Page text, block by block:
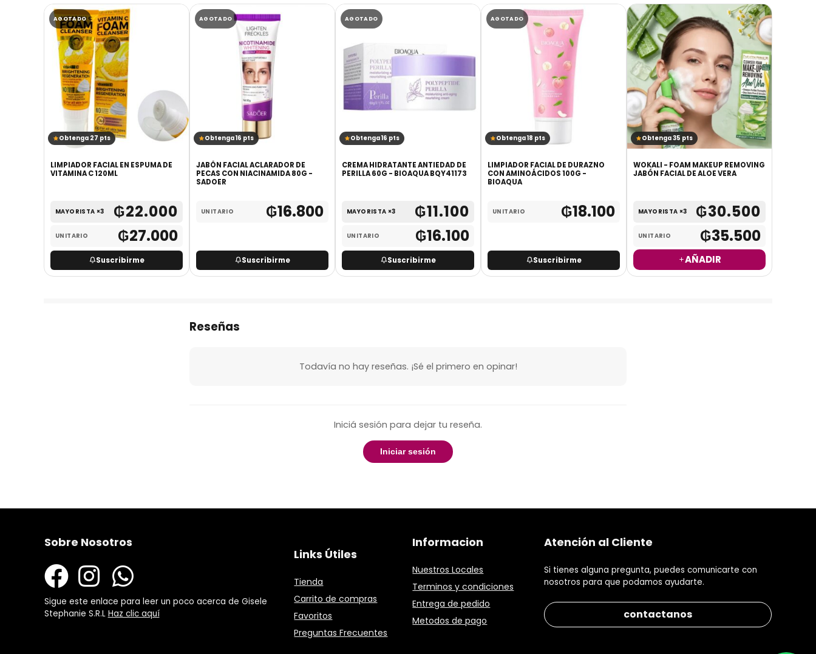
AGOTADO
Obtenga 27 pts
LIMPIADOR FACIAL EN ESPUMA DE
VITAMINA C 120ML
MAYORISTA ×3 ₲22.000
UNITARIO ₲27.000
Suscribirme
AGOTADO
Obtenga 16 pts
JABÓN FACIAL ACLARADOR DE
PECAS CON NIACINAMIDA 80G -
SADOER
UNITARIO ₲16.800
Suscribirme
AGOTADO
Obtenga 16 pts
CREMA HIDRATANTE ANTIEDAD DE
PERILLA 60G - BIOAQUA BQY41173
MAYORISTA ×3 ₲11.100
UNITARIO ₲16.100
Suscribirme
AGOTADO
Obtenga 18 pts
LIMPIADOR FACIAL DE DURAZNO
CON AMINOÁCIDOS 100G -
BIOAQUA
UNITARIO ₲18.100
Suscribirme
Obtenga 35 pts
WOKALI - FOAM MAKEUP REMOVING
JABÓN FACIAL DE ALOE VERA
MAYORISTA ×3 ₲30.500
UNITARIO ₲35.500
AÑADIR
Reseñas
Todavía no hay reseñas. ¡Sé el primero en opinar!
Iniciá sesión para dejar tu reseña.
Iniciar sesión
Sobre Nosotros
Sigue este enlace para leer un poco acerca de Gisele
Stephanie S.R.L Haz clic aquí
Links Útiles
Tienda
Carrito de compras
Favoritos
Preguntas Frecuentes
Informacion
Nuestros Locales
Terminos y condiciones
Entrega de pedido
Metodos de pago
Atención al Cliente
Si tienes alguna pregunta, puedes comunicarte con
nosotros para que podamos ayudarte.
contactanos